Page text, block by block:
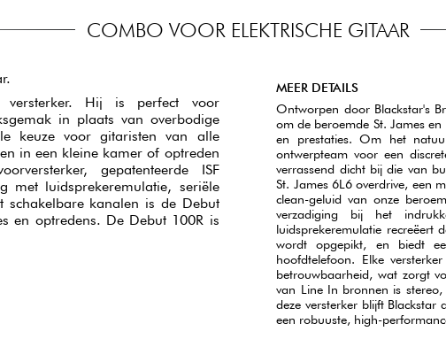
COMBO VOOR ELEKTRISCHE GITAAR
versterker. Hij is perfect voor
in plaats van overbodige
keuze voor gitaristen van alle
in een kleine kamer of optreden
gepatenteerde ISF
met luidsprekeremulatie, seriële
schakelbare kanalen is de Debut
en optredens. De Debut 100R is
MEER DETAILS
Ontworpen door Blackstar's
om de beroemde St. James
en prestaties. Om het
ontwerpteam voor een
verrassend dicht bij die van
St. James 6L6 overdrive, een
clean-geluid van onze
verzadiging bij het
luidsprekeremulatie recreëert
wordt opgepikt, en biedt
hoofdtelefoon. Elke
betrouwbaarheid, wat zorgt
van Line In bronnen is
deze versterker blijft Blackstar
een robuuste, high-